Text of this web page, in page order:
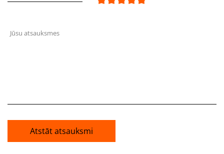
Jūsu atsauksmes
Atstāt atsauksmi